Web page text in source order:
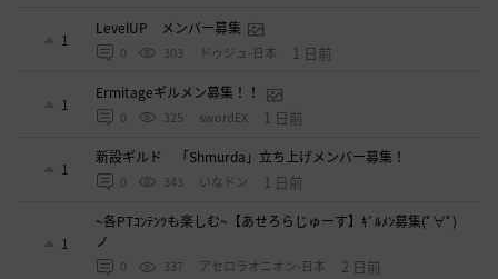
1
LevelUP メンバー募集
0 303 ドゥジュ-日本 1 日前
1
Ermitageギルメン募集！！
0 325 swordEX 1 日前
1
新設ギルド 「Shmurda」立ち上げメンバー募集！
0 343 いなドン 1 日前
1
~各PTｺﾝﾃﾝﾂも楽しむ~【あせろらじゅーす】ｷﾞﾙﾒﾝ募集(ﾟ∀ﾟ)
ノ
0 337 アセロラオニオン-日本 2 日前